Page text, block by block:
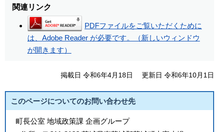
関連リンク
PDFファイルをご覧いただくために
は、Adobe Reader が必要です。（新しいウィンドウ
が開きます）
掲載日 令和6年4月18日 更新日 令和6年10月1日
このページについてのお問い合わせ先
町長公室 地域政策課 企画グループ